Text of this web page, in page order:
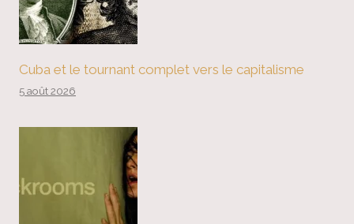
Cuba et le tournant complet vers le capitalisme
5 août 2026